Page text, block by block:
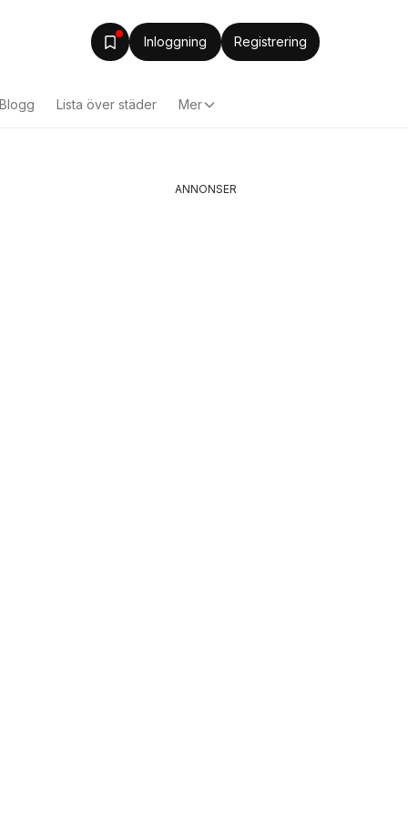
Inloggning Registrering
Blogg Lista över städer Mer
ANNONSER